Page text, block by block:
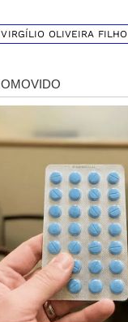
VIRGÍLIO OLIVEIRA FILHO